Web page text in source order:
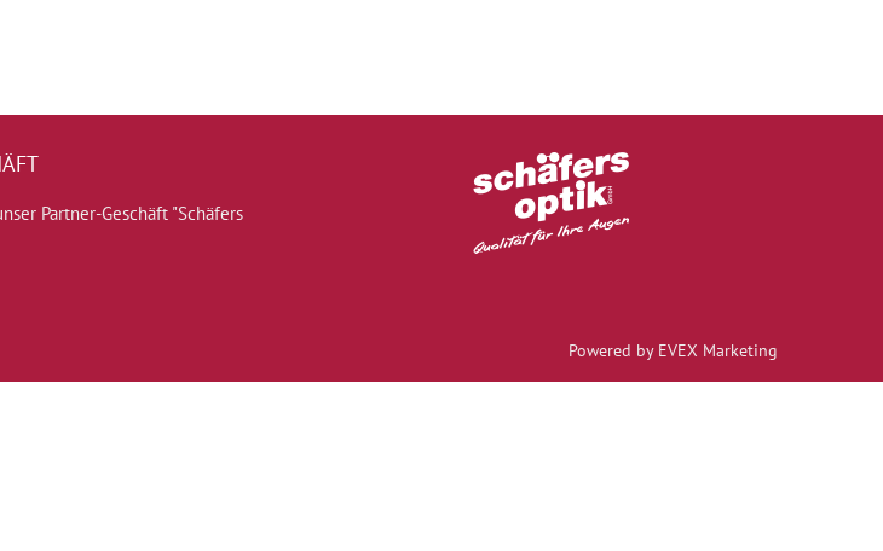
Partner-Geschäft "Schäfers
Powered by EVEX Marketing